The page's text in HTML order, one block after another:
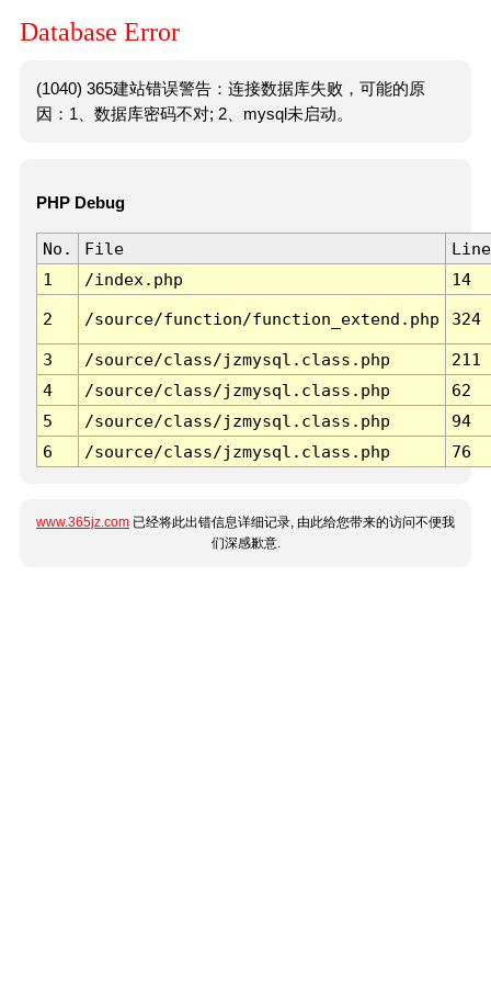
Database Error
(1040) 365建站错误警告：连接数据库失败，可能的原
因：1、数据库密码不对; 2、mysql未启动。
PHP Debug
No. File
Line
1
/index.php 14
2 /source/function/function_extend.php 324
3 /source/class/jzmysql.class.php
211
4
/source/class/jzmysql.class.php
62
5
/source/class/jzmysql.class.php
94
6
/source/class/jzmysql.class.php 76
www.365jz.com 已经将此出错信息详细记录, 由此给您带来的访问不便我
们深感歉意.